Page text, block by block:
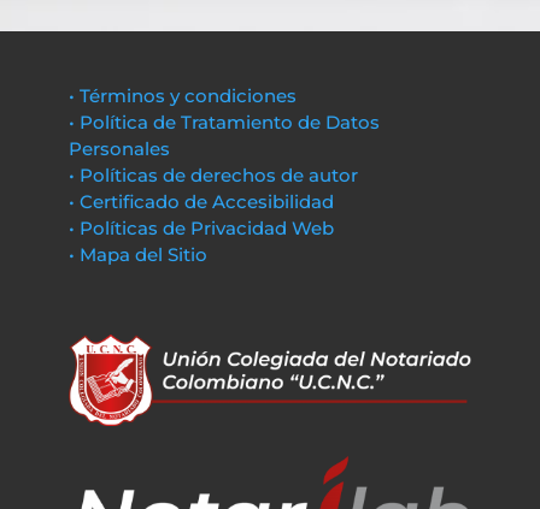
• Términos y condiciones
• Política de Tratamiento de Datos
Personales
• Políticas de derechos de autor
• Certificado de Accesibilidad
• Políticas de Privacidad Web
• Mapa del Sitio